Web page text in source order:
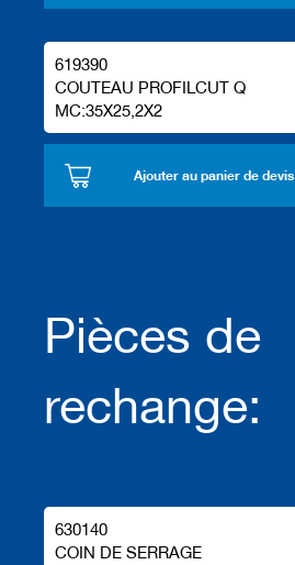
619390
COUTEAU PROFILCUT Q
MC:35X25,2X2
Ajouter au panier de devis
Pièces de
rechange:
630140
COIN DE SERRAGE